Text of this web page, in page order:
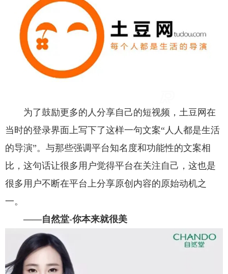
为了鼓励更多的人分享自己的短视频，土豆网在
当时的登录界面上写下了这样一句文案“人人都是生活
的导演”。与那些强调平台知名度和功能性的文案相
比，这句话让很多用户觉得平台在关注自己，这也是
很多用户不断在平台上分享原创内容的原始动机之
一。
——自然堂-你本来就很美